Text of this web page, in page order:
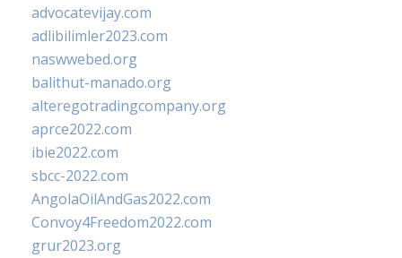
advocatevijay.com
adlibilimler2023.com
naswwebed.org
balithut-manado.org
alteregotradingcompany.org
aprce2022.com
ibie2022.com
sbcc-2022.com
AngolaOilAndGas2022.com
Convoy4Freedom2022.com
grur2023.org